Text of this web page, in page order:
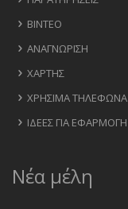
ΒΊΝΤΕΟ
ΑΝΑΓΝΏΡΙΣΗ
ΧΆΡΤΗΣ
ΧΡΉΣΙΜΑ ΤΗΛΈΦΩΝΑ
ΙΔΈΕΣ ΓΙΑ ΕΦΑΡΜΟΓΉ
Νέα μέλη